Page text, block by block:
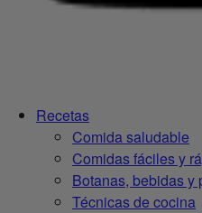
Recetas
Comida saludable
Comidas fáciles y
Botanas, bebidas y
Técnicas de cocina